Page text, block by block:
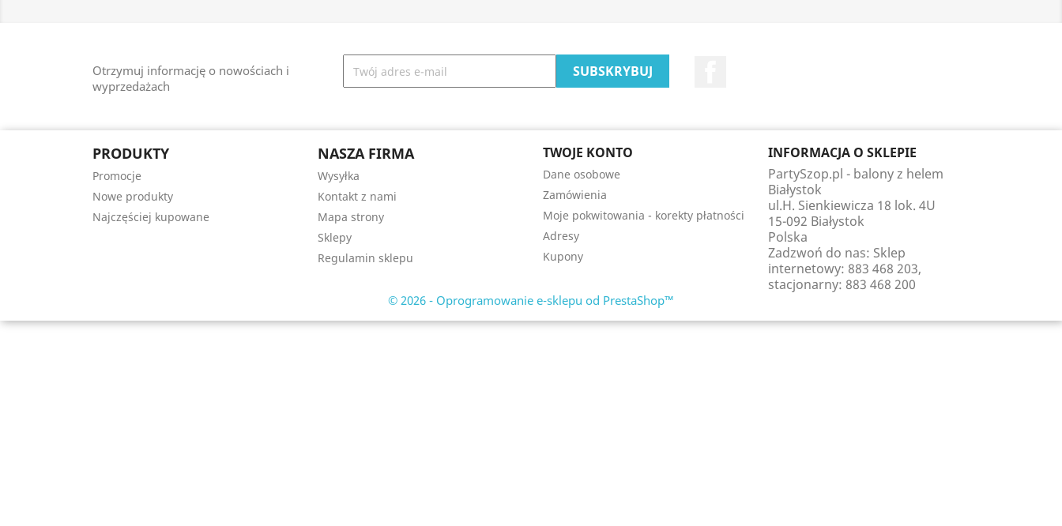
Otrzymuj informację o nowościach i
wyprzedażach
PRODUKTY
Promocje
Nowe produkty
Najczęściej kupowane
NASZA FIRMA
Wysyłka
Kontakt z nami
Mapa strony
Sklepy
Regulamin sklepu
TWOJE KONTO
Dane osobowe
Zamówienia
Moje pokwitowania - korekty płatności
Adresy
Kupony
INFORMACJA O SKLEPIE
PartySzop.pl - balony z helem
Białystok
ul.H. Sienkiewicza 18 lok. 4U
15-092 Białystok
Polska
Zadzwoń do nas: Sklep
internetowy: 883 468 203,
stacjonarny: 883 468 200
© 2026 - Oprogramowanie e-sklepu od PrestaShop™